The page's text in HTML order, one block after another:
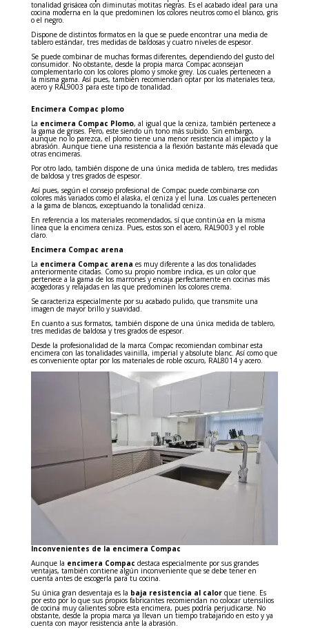
tonalidad grisácea con diminutas motitas negras. Es el acabado ideal para una
cocina moderna en la que predominen los colores neutros como el blanco, gris
o el negro.
Dispone de distintos formatos en la que se puede encontrar una media de
tablero estándar, tres medidas de baldosas y cuatro niveles de espesor.
Se puede combinar de muchas formas diferentes, dependiendo del gusto del
consumidor. No obstante, desde la propia marca Compac aconsejan
complementarlo con los colores plomo y smoke grey. Los cuales pertenecen a
la misma gama. Así pues, también recomiendan optar por los materiales teca,
acero y RAL9003 para este tipo de tonalidad.
Encimera Compac plomo
La encimera Compac Plomo, al igual que la ceniza, también pertenece a
la gama de grises. Pero, este siendo un tono más subido. Sin embargo,
aunque no lo parezca, el plomo tiene una menor resistencia al impacto y la
abrasión. Aunque tiene una resistencia a la flexión bastante más elevada que
otras encimeras.
Por otro lado, también dispone de una única medida de tablero, tres medidas
de baldosa y tres grados de espesor.
Así pues, según el consejo profesional de Compac puede combinarse con
colores más variados como el alaska, el ceniza y el luna. Los cuales pertenecen
a la gama de blancos, exceptuando la tonalidad ceniza.
En referencia a los materiales recomendados, sí que continúa en la misma
línea que la encimera ceniza. Pues, estos son el acero, RAL9003 y el roble
claro.
Encimera Compac arena
La encimera Compac arena es muy diferente a las dos tonalidades
anteriormente citadas. Como su propio nombre indica, es un color que
pertenece a la gama de los marrones y encaja perfectamente en cocinas más
acogedoras y relajadas en las que predominen los colores crema.
Se caracteriza especialmente por su acabado pulido, que transmite una
imagen de mayor brillo y suavidad.
En cuanto a sus formatos, también dispone de una única medida de tablero,
tres medidas de baldosa y tres grados de espesor.
Desde la profesionalidad de la marca Compac recomiendan combinar esta
encimera con las tonalidades vainilla, imperial y absolute blanc. Así como que
es conveniente optar por los materiales de roble oscuro, RAL8014 y acero.
Inconvenientes de la encimera Compac
Aunque la encimera Compac destaca especialmente por sus grandes
ventajas, también contiene algún inconveniente que se debe tener en
cuenta antes de escogerla para tu cocina.
Su única gran desventaja es la baja resistencia al calorque tiene. Es
por esto por lo que sus propios fabricantes recomiendan no colocar utensilios
de cocina muy calientes sobre esta encimera, pues podría perjudicarse. No
obstante, desde la propia marca ya llevan un tiempo trabajando en esto y ya
cuenta con mayor resistencia ante la abrasión.